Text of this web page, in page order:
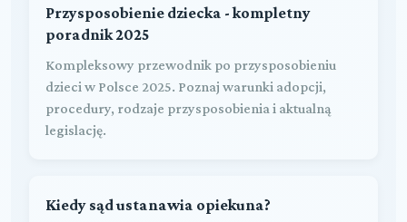
Przysposobienie dziecka - kompletny
poradnik 2025
Kompleksowy przewodnik po przysposobieniu
dzieci w Polsce 2025. Poznaj warunki adopcji,
procedury, rodzaje przysposobienia i aktualną
legislację.
Kiedy sąd ustanawia opiekuna?